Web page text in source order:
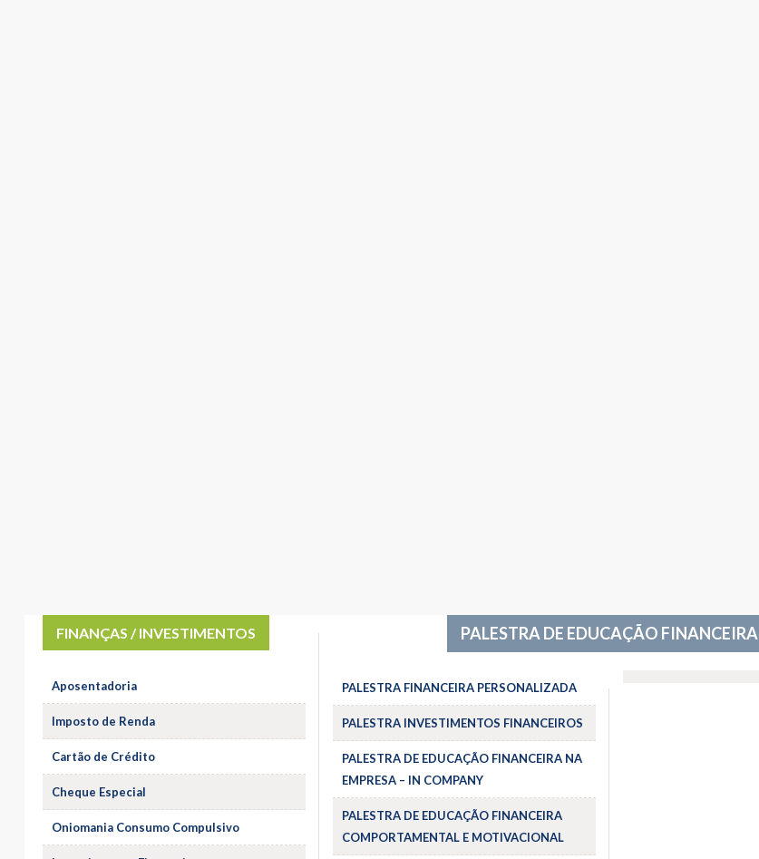
FINANÇAS / INVESTIMENTOS
Aposentadoria
Imposto de Renda
Cartão de Crédito
Cheque Especial
Oniomania Consumo Compulsivo
PALESTRA DE EDUCAÇÃO FINANCEIRA
PALESTRA FINANCEIRA PERSONALIZADA
PALESTRA INVESTIMENTOS FINANCEIROS
PALESTRA DE EDUCAÇÃO FINANCEIRA NA
EMPRESA – IN COMPANY
PALESTRA DE EDUCAÇÃO FINANCEIRA
COMPORTAMENTAL E MOTIVACIONAL